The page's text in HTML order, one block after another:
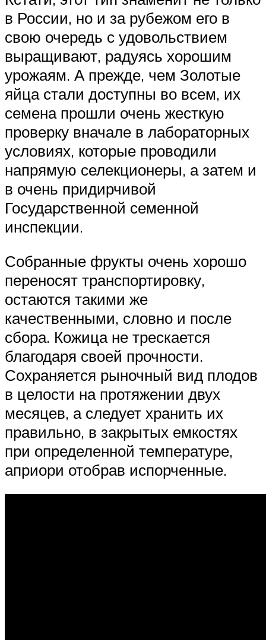
в России, но и за рубежом его в
свою очередь с удовольствием
выращивают, радуясь хорошим
урожаям. А прежде, чем Золотые
яйца стали доступны во всем, их
семена прошли очень жесткую
проверку вначале в лабораторных
условиях, которые проводили
напрямую селекционеры, а затем и
в очень придирчивой
Государственной семенной
инспекции.
Собранные фрукты очень хорошо
переносят транспортировку,
остаются такими же
качественными, словно и после
сбора. Кожица не трескается
благодаря своей прочности.
Сохраняется рыночный вид плодов
в целости на протяжении двух
месяцев, а следует хранить их
правильно, в закрытых емкостях
при определенной температуре,
априори отобрав испорченные.